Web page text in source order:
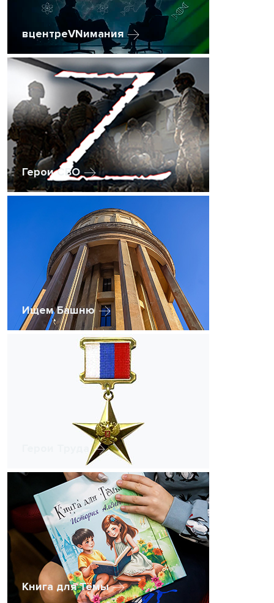
вцентреVNимания
Герои СВО
Ищем Башню
Книга для Тёмы